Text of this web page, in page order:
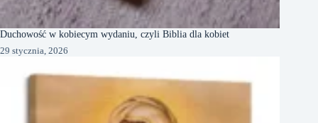
Duchowość w kobiecym wydaniu, czyli Biblia dla kobiet
29 stycznia, 2026